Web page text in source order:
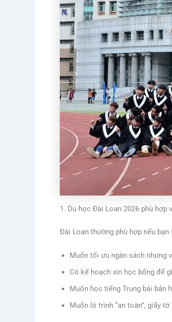
1. Du học Đài Loan 2026 phù hợp
Đài Loan thường phù hợp nếu
Muốn tối ưu ngân sách nhưng
Có kế hoạch xin học bổng để
Muốn học tiếng Trung bài bản
Muốn lộ trình “an toàn”, giấy